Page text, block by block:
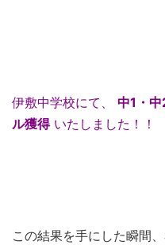
伊敷中学校にて、
中1・
ル獲得 いたしました！！
この結果を手にした瞬間